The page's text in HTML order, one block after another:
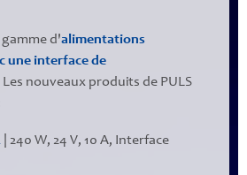
d'alimentations
une interface de
nouveaux produits de PULS
| 240 W, 24 V, 10 A, Interface